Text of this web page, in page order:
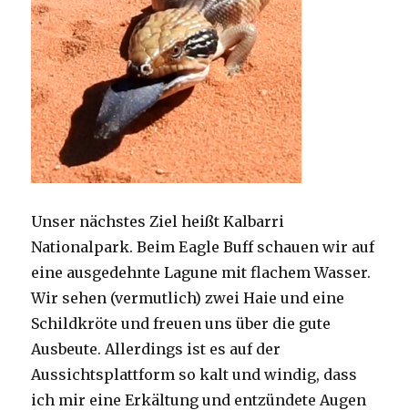
Unser nächstes Ziel heißt Kalbarri
Nationalpark. Beim Eagle Buff schauen wir auf
eine ausgedehnte Lagune mit flachem Wasser.
Wir sehen (vermutlich) zwei Haie und eine
Schildkröte und freuen uns über die gute
Ausbeute. Allerdings ist es auf der
Aussichtsplattform so kalt und windig, dass
ich mir eine Erkältung und entzündete Augen